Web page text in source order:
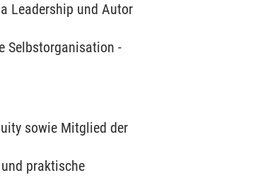
Leadership und Autor
Selbstorganisation -
sowie Mitglied der
praktische